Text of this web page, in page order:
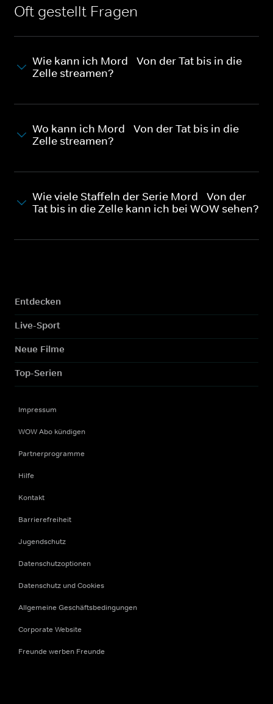
Oft gestellt Fragen
Wie kann ich Mord - Von der Tat bis in die
Zelle streamen?
Wo kann ich Mord - Von der Tat bis in die
Zelle streamen?
Wie viele Staffeln der Serie Mord - Von der
Tat bis in die Zelle kann ich bei WOW sehen?
Entdecken
Live-Sport
Neue Filme
Top-Serien
Impressum
WOW Abo kündigen
Partnerprogramme
Hilfe
Kontakt
Barrierefreiheit
Jugendschutz
Datenschutzoptionen
Datenschutz und Cookies
Allgemeine Geschäftsbedingungen
Corporate Website
Freunde werben Freunde